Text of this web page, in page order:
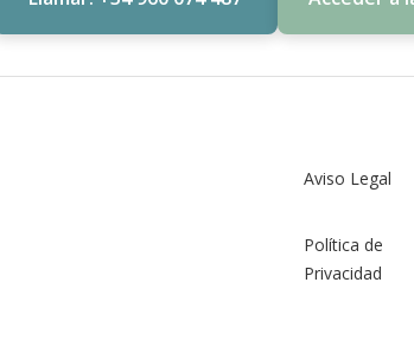
Aviso Legal
Política de
Privacidad